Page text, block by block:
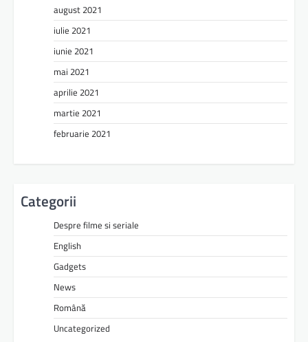
august 2021
iulie 2021
iunie 2021
mai 2021
aprilie 2021
martie 2021
februarie 2021
Categorii
Despre filme si seriale
English
Gadgets
News
Română
Uncategorized